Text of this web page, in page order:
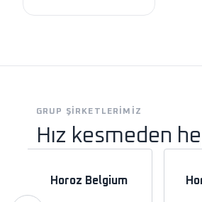
GRUP ŞIRKETLERIMIZ
Hız kesmeden
Horoz Belgium